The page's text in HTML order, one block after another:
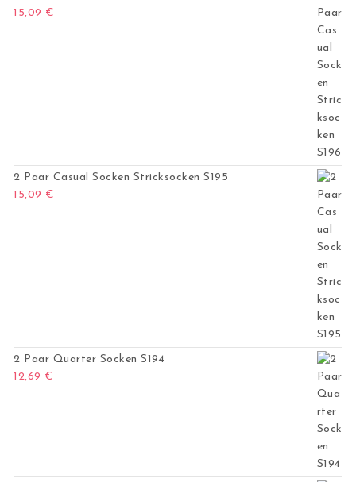
15,09 €
2 Paar Casual Socken Stricksocken S195
15,09 €
2 Paar Quarter Socken S194
12,69 €